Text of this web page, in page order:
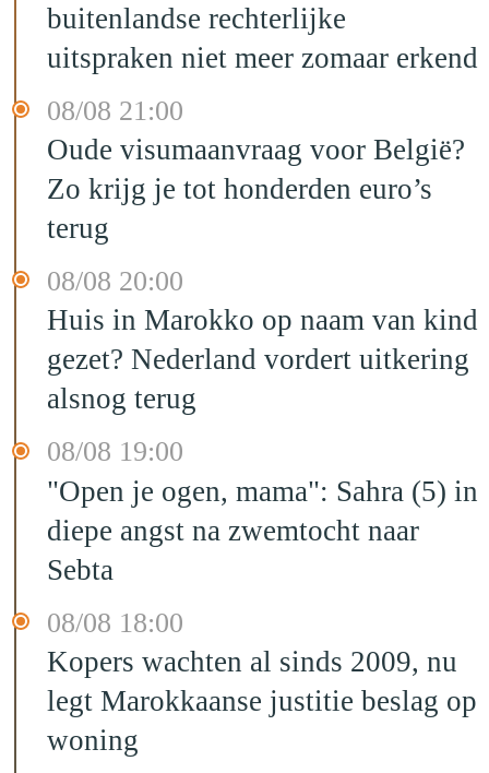
buitenlandse rechterlijke
uitspraken niet meer zomaar erkend
08/08 21:00
Oude visumaanvraag voor België?
Zo krijg je tot honderden euro’s
terug
08/08 20:00
Huis in Marokko op naam van kind
gezet? Nederland vordert uitkering
alsnog terug
08/08 19:00
"Open je ogen, mama": Sahra (5) in
diepe angst na zwemtocht naar
Sebta
08/08 18:00
Kopers wachten al sinds 2009, nu
legt Marokkaanse justitie beslag op
woning